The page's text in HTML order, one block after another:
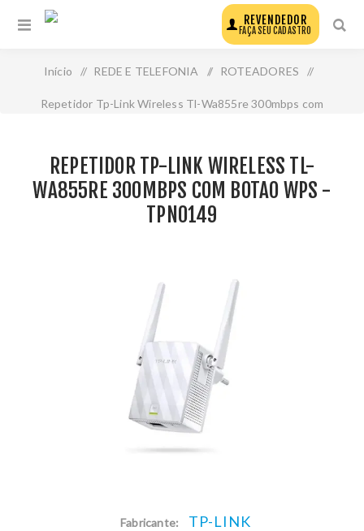
REVENDEDOR
FAÇA SEU CADASTRO
Início / REDE E TELEFONIA / ROTEADORES /
Repetidor Tp-Link Wireless Tl-Wa855re 300mbps com
REPETIDOR TP-LINK WIRELESS TL-
WA855RE 300MBPS COM BOTAO WPS -
TPN0149
Fabricante: TP-LINK